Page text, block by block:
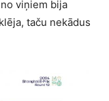
viņiem bija
taču nekādus